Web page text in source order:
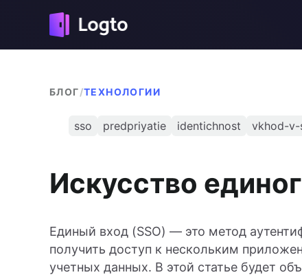
БЛОГ/ТЕХНОЛОГИИ
sso predpriyatie identichnost vkhod-v-
Искусство
Единый вход (SSO) — это метод
получить доступ к нескольким
учетных данных. В этой статье будет